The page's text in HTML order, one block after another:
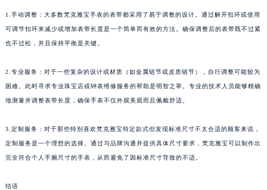
1.手动调整：大多数梵克雅宝手表的表带都采用了易于调整的设计。通过解开扣环或使用
可调节扣环来减少或增加表带长度是一个简单而有效的方法。确保调整后的表带既不过紧
也不过松，并且保持平衡是关键。
2.专业服务：对于一些复杂的设计或材质（如金属链节或皮质链节），自行调整可能较为
困难。此时寻求专业珠宝店或钟表维修服务的帮助是明智之举。专业的技术人员能够精确
地测量并调整表带长度，确保手表不仅外观美观而且佩戴舒适。
3.定制服务：对于那些特别喜欢梵克雅宝特定款式但发现标准尺寸不太合适的顾客来说，
定制服务是一个理想的选择。通过与品牌沟通并提供具体尺寸要求，梵克雅宝可以制作出
完全符合个人手腕尺寸的手表，从而避免了因标准尺寸导致的不适。
结语